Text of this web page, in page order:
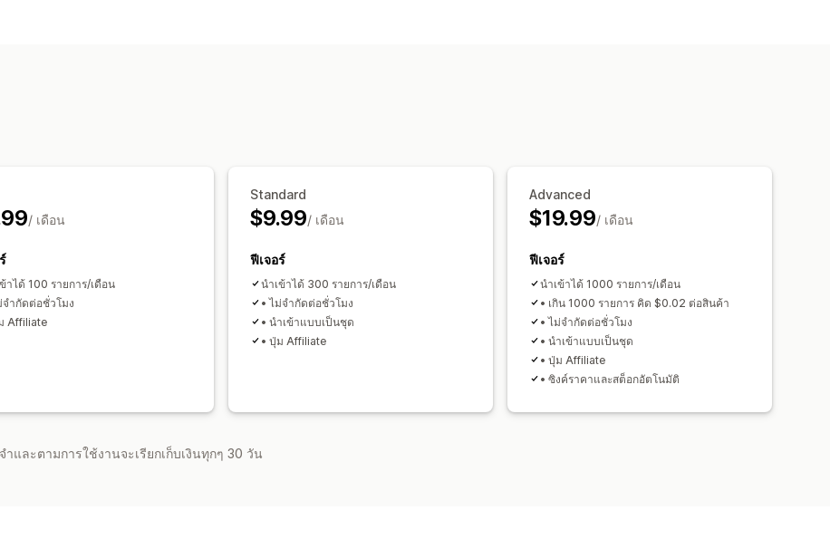
/ เดือน
าได้ 100 รายการ/เดือน
จำกัดต่อชั่วโมง
Affiliate
Standard
$9.99/ เดือน
ฟีเจอร์
นำเข้าได้ 300 รายการ/เดือน
• ไม่จำกัดต่อชั่วโมง
• นำเข้าแบบเป็นชุด
• ปุ่ม Affiliate
Advanced
$19.99/ เดือน
ฟีเจอร์
นำเข้าได้ 1000 รายการ/เดือน
• เกิน 1000 รายการ คิด $0.02 ต่อสินค้า
• ไม่จำกัดต่อชั่วโมง
• นำเข้าแบบเป็นชุด
• ปุ่ม Affiliate
• ซิงค์ราคาและสต็อกอัตโนมัติ
และตามการใช้งานจะเรียกเก็บเงินทุกๆ 30 วัน